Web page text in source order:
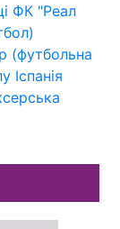
ФК "Реал
(футбольна
Іспанія